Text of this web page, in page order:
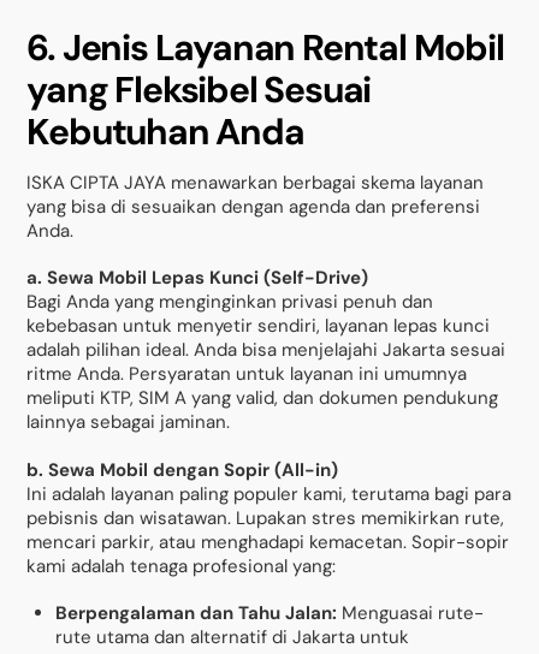
6. Jenis Layanan Rental Mobil
yang Fleksibel Sesuai
Kebutuhan Anda
ISKA CIPTA JAYA menawarkan berbagai skema layanan
yang bisa di sesuaikan dengan agenda dan preferensi
Anda.
a. Sewa Mobil Lepas Kunci (Self-Drive)
Bagi Anda yang menginginkan privasi penuh dan
kebebasan untuk menyetir sendiri, layanan lepas kunci
adalah pilihan ideal. Anda bisa menjelajahi Jakarta sesuai
ritme Anda. Persyaratan untuk layanan ini umumnya
meliputi KTP, SIM A yang valid, dan dokumen pendukung
lainnya sebagai jaminan.
b. Sewa Mobil dengan Sopir (All-in)
Ini adalah layanan paling populer kami, terutama bagi para
pebisnis dan wisatawan. Lupakan stres memikirkan rute,
mencari parkir, atau menghadapi kemacetan. Sopir-sopir
kami adalah tenaga profesional yang:
Berpengalaman dan Tahu Jalan: Menguasai rute-
rute utama dan alternatif di Jakarta untuk